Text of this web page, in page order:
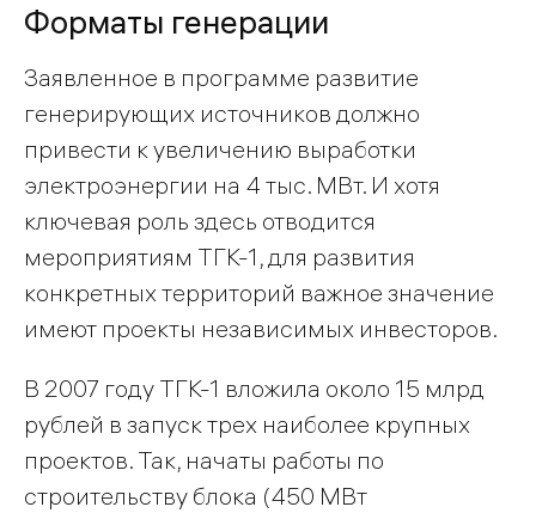
Форматы генерации
Заявленное в программе развитие
генерирующих источников должно
привести к увеличению выработки
электроэнергии на 4 тыс. МВт. И хотя
ключевая роль здесь отводится
мероприятиям ТГК-1, для развития
конкретных территорий важное значение
имеют проекты независимых инвесторов.
В 2007 году ТГК-1 вложила около 15 млрд
рублей в запуск трех наиболее крупных
проектов. Так, начаты работы по
строительству блока (450 МВт